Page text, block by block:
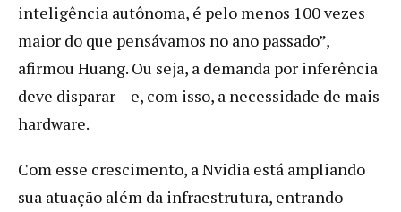
inteligência autônoma, é pelo menos 100 vezes
maior do que pensávamos no ano passado”,
afirmou Huang. Ou seja, a demanda por inferência
deve disparar – e, com isso, a necessidade de mais
hardware.
Com esse crescimento, a Nvidia está ampliando
sua atuação além da infraestrutura, entrando